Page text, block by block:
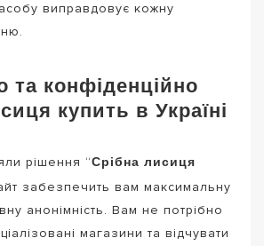
виправдовує кожну
конфіденційно
купить в Україні
рішення “Срібна лисиця
забезпечить вам максимальну
анонімність. Вам не потрібно
магазини та відчувати